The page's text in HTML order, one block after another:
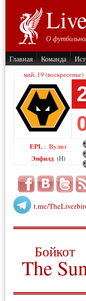
О
Главная Команда
май, 19 (воскресенье)
EPL : Вулвз
Энфилд (H)
t.me/
Бойкот
The